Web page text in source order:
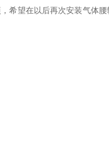
希望在以后再次安装气体